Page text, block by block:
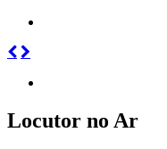
Locutor no Ar